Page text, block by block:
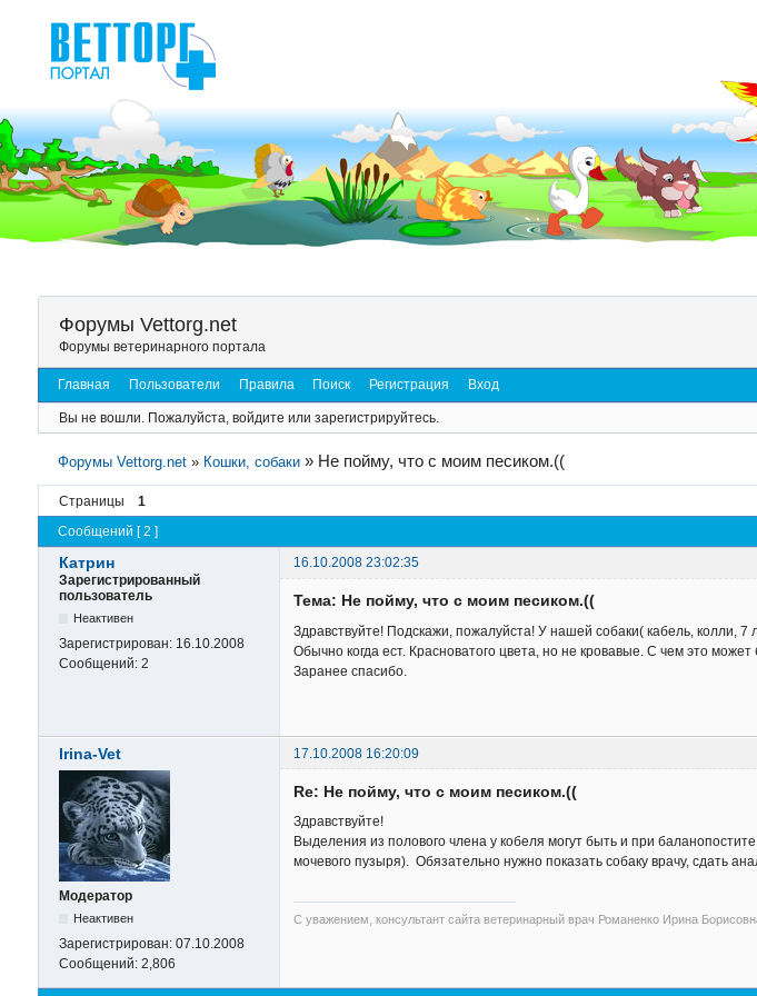
Форумы Vettorg.net
Форумы ветеринарного портала
Главная Пользователи Правила Поиск Регистрация Вход
Вы не вошли. Пожалуйста, войдите или зарегистрируйтесь.
Форумы Vettorg.net » Кошки, собаки » Не пойму, что с моим песиком.((
Страницы 1
Сообщений [ 2 ]
Катрин
16.10.2008 23:02:35
Зарегистрированный
пользователь
Неактивен
Зарегистрирован: 16.10.2008
Сообщений: 2
Тема: Не пойму, что с моим песиком.((
Здравствуйте! Подскажи, пожалуйста! У нашей собаки( кабель, колли,
Обычно когда ест. Красноватого цвета, но не кровавые. С чем это
Заранее спасибо.
Irina-Vet 17.10.2008 16:20:09
Модератор
Неактивен
Зарегистрирован: 07.10.2008
Сообщений: 2,806
Re: Не пойму, что с моим песиком.((
Здравствуйте!
Выделения из полового члена у кобеля могут быть и при
мочевого пузыря). Обязательно нужно показать собаку врачу, сдать
С уважением, консультант сайта ветеринарный врач Романенко Ирина